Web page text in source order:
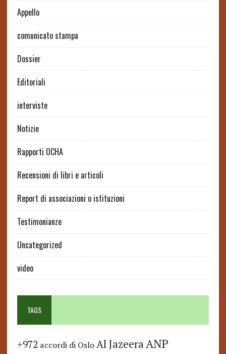
Appello
comunicato stampa
Dossier
Editoriali
interviste
Notizie
Rapporti OCHA
Recensioni di libri e articoli
Report di associazioni o istituzioni
Testimonianze
Uncategorized
video
TAGS
+972 accordi di Oslo Al JazeeraANP